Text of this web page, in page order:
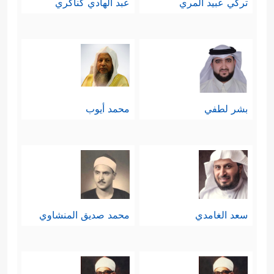
تركي عبيد المري عبد الهادي كناكري
بشر لطفي محمد أيوب
سعد الغامدي محمد صديق المنشاوي